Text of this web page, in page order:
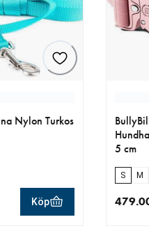
Nylon Turkos
Köp
5 cm
S M